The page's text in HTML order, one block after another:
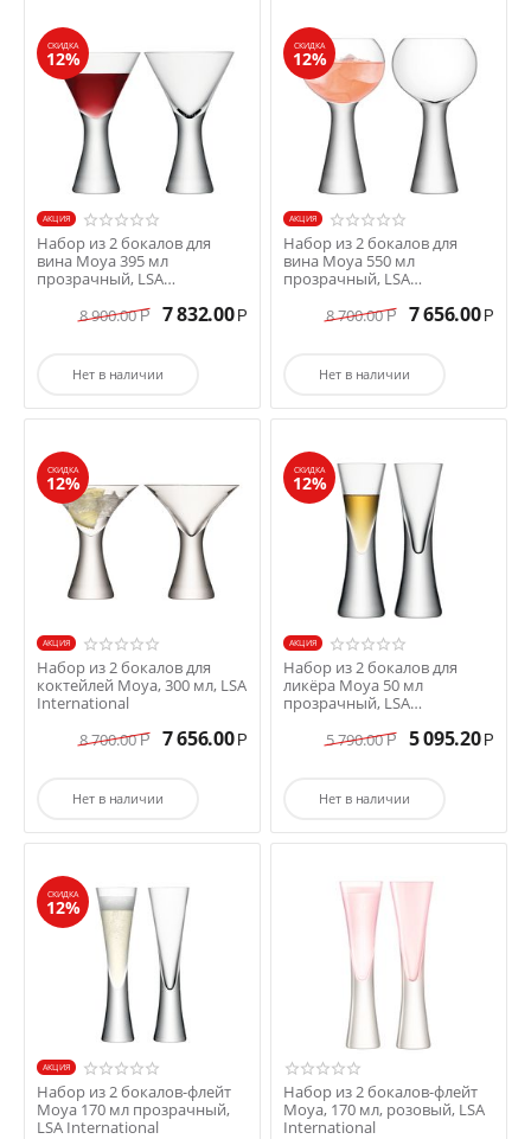
СКИДКА
12%
AКЦИЯ
Набор из 2 бокалов для
вина Moya 395 мл
прозрачный, LSA
8 900.00 Р 7 832.00 Р
Нет в наличии
СКИДКА
12%
AКЦИЯ
Набор из 2 бокалов для
вина Moya 550 мл
прозрачный, LSA
8 700.00 Р 7 656.00 Р
Нет в наличии
СКИДКА
12%
AКЦИЯ
Набор из 2 бокалов для
коктейлей Moya, 300 мл, LSA
International
8 700.00 Р 7 656.00 Р
Нет в наличии
СКИДКА
12%
AКЦИЯ
Набор из 2 бокалов для
ликёра Moya 50 мл
прозрачный, LSA
5 790.00 Р 5 095.20 Р
Нет в наличии
СКИДКА
12%
AКЦИЯ
Набор из 2 бокалов-флейт
Moya 170 мл прозрачный,
LSA International
Набор из 2 бокалов-флейт
Moya, 170 мл, розовый, LSA
International